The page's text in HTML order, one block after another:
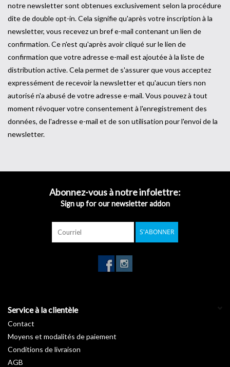
notre newsletter sont obtenues exclusivement selon la procédure
dite de double opt-in. Cela signifie qu'après votre inscription à la
newsletter, vous recevez un bref e-mail contenant un lien de
confirmation. Ce n'est qu'après avoir cliqué sur le lien de
confirmation que votre adresse e-mail est ajoutée à la liste de
distribution active. Cela permet de s'assurer que vous acceptez
expressément de recevoir la newsletter et qu'aucun tiers non
autorisé n'a abusé de votre adresse e-mail. Vous pouvez à tout
moment révoquer votre consentement à l'enregistrement des
données, de l'adresse e-mail et de son utilisation pour l'envoi de la
newsletter.
Abonnez-vous à notre infolettre:
Sign up for our newsletter addon
S'ABONNER
Service à la clientèle
Contact
Moyens et modalités de paiement
Conditions de livraison
AGB